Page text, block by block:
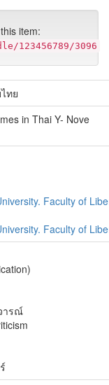
item:
123456789/3096
ทย
in Thai Y- Nove
Faculty of
Faculty of
ารณ์